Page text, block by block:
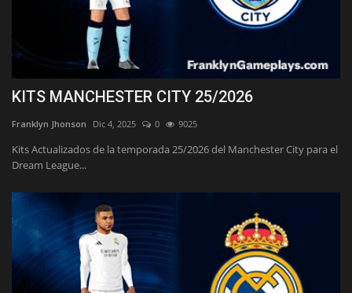
KITS MANCHESTER CITY 25/2026
Franklyn Jhonson Dic 4, 2025 0 9025
Kits Actualizados de la temporada 25/2026 del Manchester City para el
Dream League...